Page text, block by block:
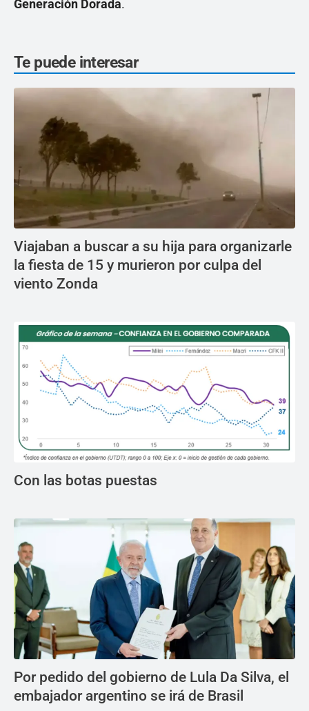
Generación Dorada.
Te puede interesar
Viajaban a buscar a su hija para organizarle
la fiesta de 15 y murieron por culpa del
viento Zonda
Con las botas puestas
Por pedido del gobierno de Lula Da Silva, el
embajador argentino se irá de Brasil